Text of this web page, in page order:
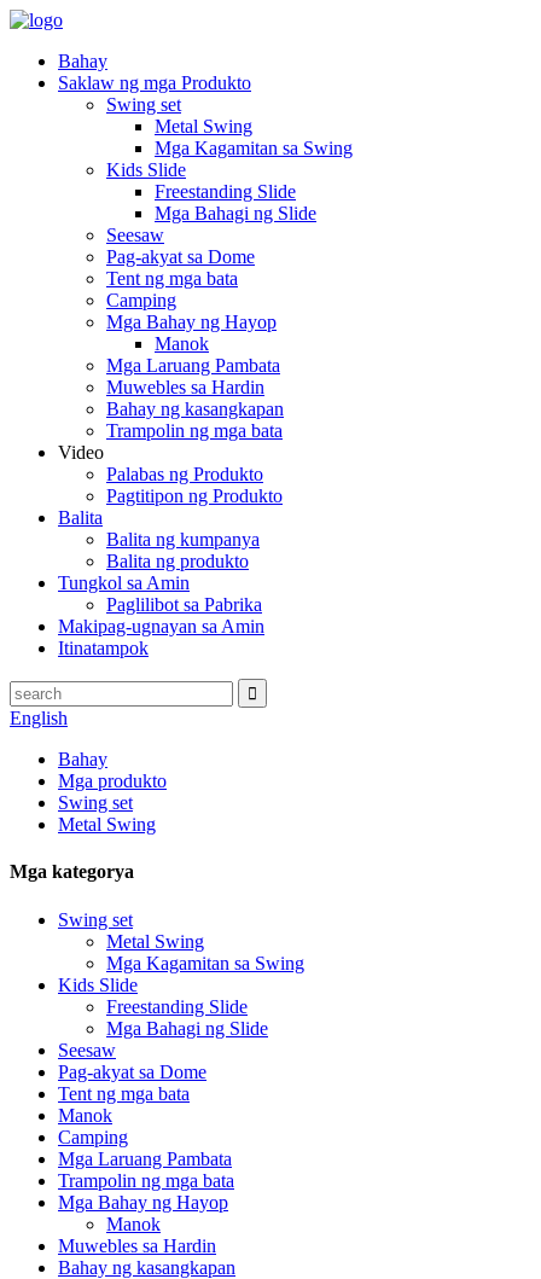
Bahay
Saklaw ng mga Produkto
Swing set
Metal Swing
Mga Kagamitan sa Swing
Kids Slide
Freestanding Slide
Mga Bahagi ng Slide
Seesaw
Pag-akyat sa Dome
Tent ng mga bata
Camping
Mga Bahay ng Hayop
Manok
Mga Laruang Pambata
Muwebles sa Hardin
Bahay ng kasangkapan
Trampolin ng mga bata
Video
Palabas ng Produkto
Pagtitipon ng Produkto
Balita
Balita ng kumpanya
Balita ng produkto
Tungkol sa Amin
Paglilibot sa Pabrika
Makipag-ugnayan sa Amin
Itinatampok
English
Bahay
Mga produkto
Swing set
Metal Swing
Mga kategorya
Swing set
Metal Swing
Mga Kagamitan sa Swing
Kids Slide
Freestanding Slide
Mga Bahagi ng Slide
Seesaw
Pag-akyat sa Dome
Tent ng mga bata
Manok
Camping
Mga Laruang Pambata
Trampolin ng mga bata
Mga Bahay ng Hayop
Manok
Muwebles sa Hardin
Bahay ng kasangkapan